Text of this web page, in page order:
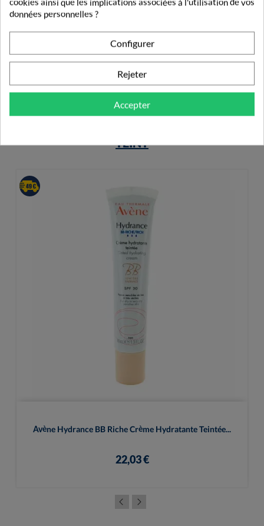
5,98 €
PRODUITS DE LA MÊME CATÉGORIE
TEINT
Avène Hydrance BB Riche Crème Hydratante Teintée...
22,03 €
données personnelles ?
Configurer
Rejeter
Accepter